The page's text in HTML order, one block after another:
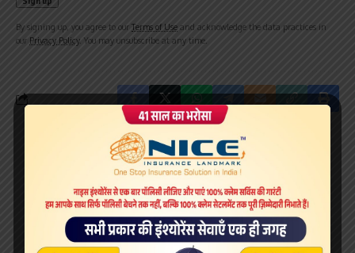
By signing up, you agree to our Terms of Use and acknowledge the data practices in
our Privacy Policy. You may unsubscribe at any time.
What do you think?
Sad
0
Happy
0
Sleepy
0
Angry
0
Dead
0
Wink